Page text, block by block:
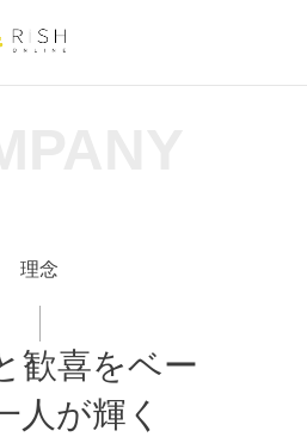
理念
歓喜をベー
人が輝く